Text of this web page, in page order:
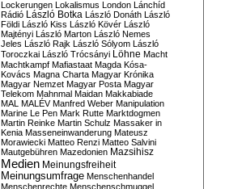
Lockerungen Lokalismus London Lánchíd
Rádió
László Botka László Donáth László
Földi László Kiss László Kövér László
Majtényi László Marton László Nemes
Jeles László Rajk László Sólyom László
Toroczkai László Trócsányi Löhne Macht
Machtkampf Mafiastaat Magda Kósa-
Kovács Magna Charta Magyar Krónika
Magyar Nemzet Magyar Posta Magyar
Telekom Mahnmal Maidan Makkabiade
MAL MALÉV Manfred Weber Manipulation
Marine Le Pen Mark Rutte Marktdogmen
Martin Reinke Martin Schulz Massaker in
Kenia Masseneinwanderung Mateusz
Morawiecki Matteo Renzi Matteo Salvini
Mautgebühren Mazedonien Mazsihisz
Medien Meinungsfreiheit
Meinungsumfrage Menschenhandel
Menschenrechte Menschenschmuggel